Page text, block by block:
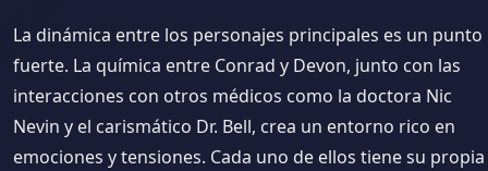
La dinámica entre los personajes principales es un punto
fuerte. La química entre Conrad y Devon, junto con las
interacciones con otros médicos como la doctora Nic
Nevin y el carismático Dr. Bell, crea un entorno rico en
emociones y tensiones. Cada uno de ellos tiene su propia